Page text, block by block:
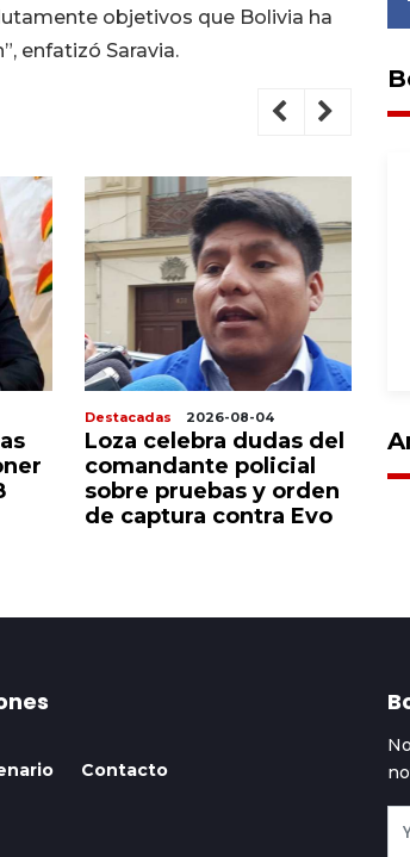
objetivos que Bolivia ha
enfatizó Saravia.
Destacadas 2026-08-04
Loza celebra dudas del
comandante policial
sobre pruebas y orden
de captura contra Evo
Contacto